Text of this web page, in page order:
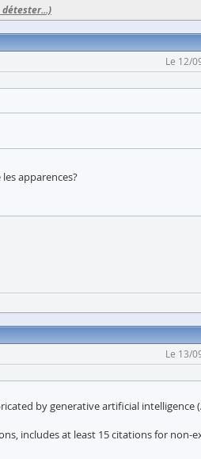
Le 12/
apparences?
Le 13/
by generative artificial intelligence
includes at least 15 citations for non-